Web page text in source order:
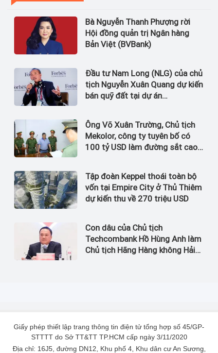
Bà Nguyễn Thanh Phượng rời
Hội đồng quản trị Ngân hàng
Bản Việt (BVBank)
Đầu tư Nam Long (NLG) của chủ
tịch Nguyễn Xuân Quang dự kiến
bán quỹ đất tại dự án
Ông Võ Xuân Trường, Chủ tịch
Mekolor, công ty tuyên bố có
100 tỷ USD làm đường sắt cao
Tập đoàn Keppel thoái toàn bộ
vốn tại Empire City ở Thủ Thiêm
dự kiến thu về 270 triệu USD
Con dâu của Chủ tịch
Techcombank Hồ Hùng Anh làm
Chủ tịch Hãng Hàng không Hải
Giấy phép thiết lập trang thông tin điện tử tổng hợp số 45/GP-
STTTT do Sở TT&TT TP.HCM cấp ngày 3/11/2020
Địa chỉ: 16J5, đường DN12, Khu phố 4, Khu dân cư An Sương,